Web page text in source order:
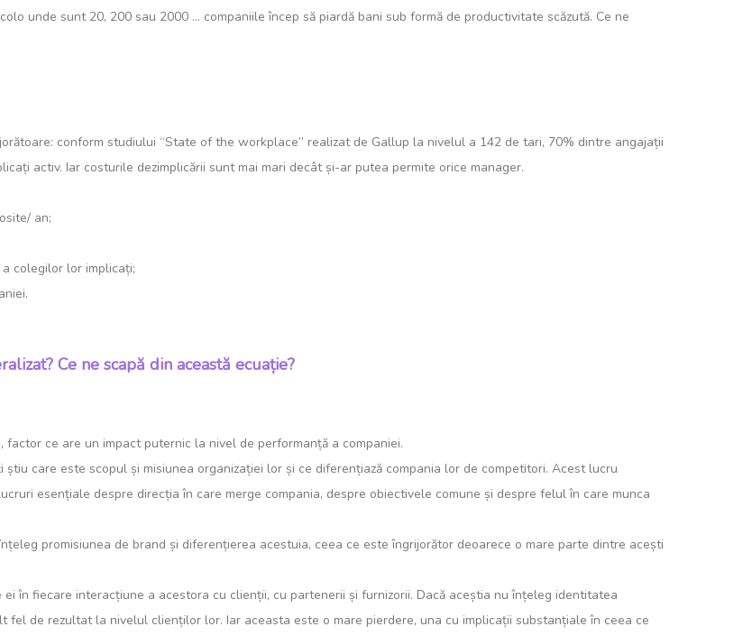
unde sunt 20, 200 sau 2000 … companiile încep să piardă bani sub formă de productivitate scăzută. Ce ne
conform studiului “State of the workplace” realizat de Gallup la nivelul a 142 de tari, 70% dintre angajații
activ. Iar costurile dezimplicării sunt mai mari decât și-ar putea permite orice manager.
an;
colegilor lor implicați;
Ce ne scapă din această ecuație?
ce are un impact puternic la nivel de performanță a companiei.
care este scopul și misiunea organizației lor și ce diferențiază compania lor de competitori. Acest lucru
esențiale despre direcția în care merge compania, despre obiectivele comune și despre felul în care munca
promisiunea de brand și diferențierea acestuia, ceea ce este îngrijorător deoarece o mare parte dintre acești
în fiecare interacțiune a acestora cu clienții, cu partenerii și furnizorii. Dacă aceștia nu înțeleg identitatea
fel de rezultat la nivelul clienților lor. Iar aceasta este o mare pierdere, una cu implicații substanțiale în ceea ce